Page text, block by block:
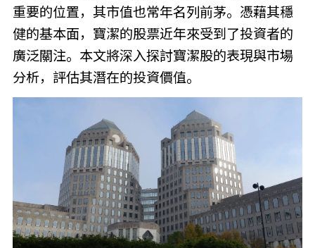
重要的位置，其市值也常年名列前茅。憑藉其穩
健的基本面，寶潔的股票近年來受到了投資者的
廣泛關注。本文將深入探討寶潔股的表現與市場
分析，評估其潛在的投資價值。